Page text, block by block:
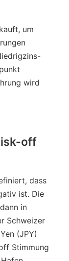
um
wird
off
dass
ist. Die
in
Schweizer
(JPY)
Stimmung